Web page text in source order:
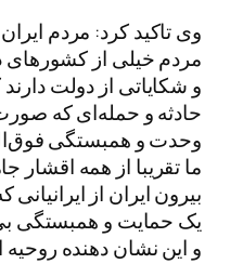
وی تاکید کرد: مردم
مردم خیلی از کشورهای
و شکایاتی از دولت
حادثه و حمله‌ای که
وحدت و همبستگی
ما تقریبا از همه اقشار
بیرون ایران از
یک حمایت و همبستگی
و این نشان دهنده روحیه